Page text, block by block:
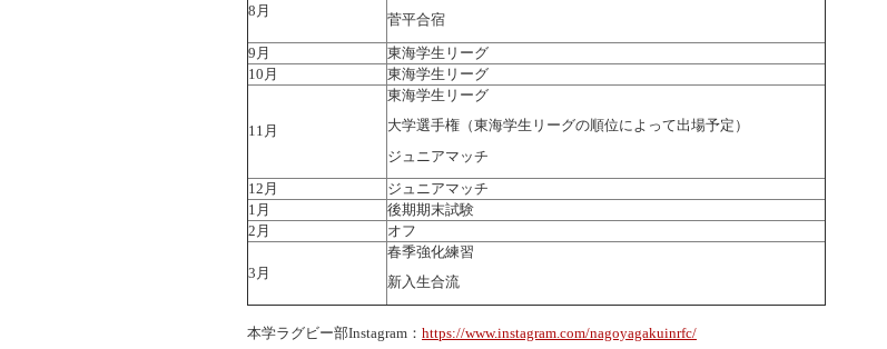
8月
菅平合宿
9月
東海学生リーグ
10月
東海学生リーグ
11月
東海学生リーグ
大学選手権（東海学生リーグの順位によって出場予定）
ジュニアマッチ
12月
ジュニアマッチ
1月
後期期末試験
2月
オフ
3月
春季強化練習
新入生合流
本学ラグビー部Instagram： https://www.instagram.com/nagoyagakuinrfc/